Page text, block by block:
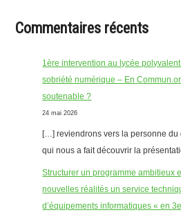
Commentaires récents
1ère intervention au lycée
sobriété numérique – En
soutenable ?
24 mai 2026
[…] reviendrons vers la personne
qui nous a fait découvrir la
Structurer un programme ambitieux
nouvelles réalités un service
d’équipements informatiques « en